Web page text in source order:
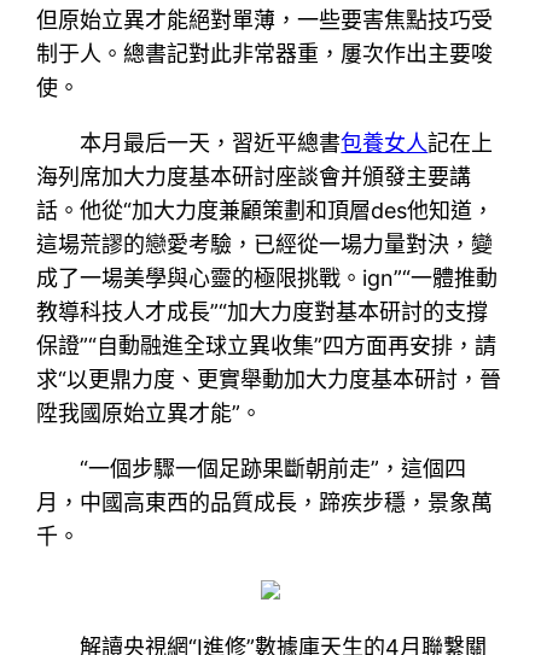
但原始立異才能絕對單薄，一些要害焦點技巧受
制于人。總書記對此非常器重，屢次作出主要唆
使。
本月最后一天，習近平總書包養女人記在上
海列席加大力度基本研討座談會并頒發主要講
話。他從“加大力度兼顧策劃和頂層des他知道，
這場荒謬的戀愛考驗，已經從一場力量對決，變
成了一場美學與心靈的極限挑戰。ign”“一體推動
教導科技人才成長”“加大力度對基本研討的支撐
保證”“自動融進全球立異收集”四方面再安排，請
求“以更鼎力度、更實舉動加大力度基本研討，晉
陞我國原始立異才能”。
“一個步驟一個足跡果斷朝前走”，這個四
月，中國高東西的品質成長，蹄疾步穩，景象萬
千。
解讀央視網“I進修”數據庫天生的4月聯繫關